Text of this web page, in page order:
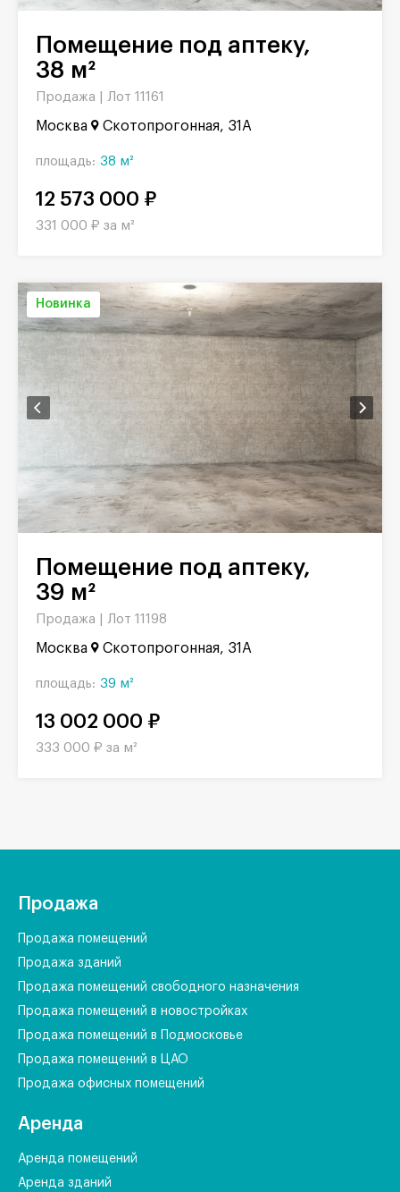
Помещение под аптеку,
38 м²
Продажа | Лот 11161
Москва Скотопрогонная, 31А
площадь: 38 м²
12 573 000 ₽
331 000 ₽ за м²
Новинка
Помещение под аптеку,
39 м²
Продажа | Лот 11198
Москва Скотопрогонная, 31А
площадь: 39 м²
13 002 000 ₽
333 000 ₽ за м²
Продажа
Продажа помещений
Продажа зданий
Продажа помещений свободного назначения
Продажа помещений в новостройках
Продажа помещений в Подмосковье
Продажа помещений в ЦАО
Продажа офисных помещений
Аренда
Аренда помещений
Аренда зданий